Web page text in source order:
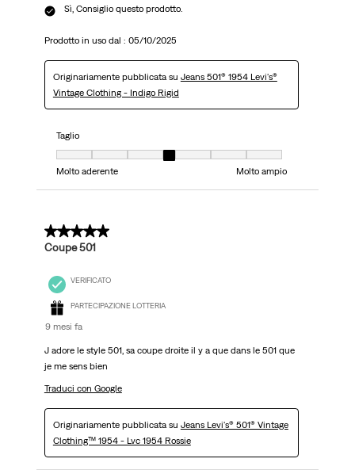
Sì, Consiglio questo prodotto.
Prodotto in uso dal : 05/10/2025
Originariamente pubblicata su Jeans 501® 1954 Levi's®
Vintage Clothing - Indigo Rigid
Taglio
Taglio, 4 su 7, dove 1 è uguale a Molto aderente e 7 è uguale a Molto
Molto aderente
Molto ampio
5 su 5 stelle.
Coupe 501
VERIFICATO
PARTECIPAZIONE LOTTERIA
9 mesi fa
J adore le style 501, sa coupe droite il y a que dans le 501 que
je me sens bien
Traduci con Google
Originariamente pubblicata su Jeans Levi's® 501® Vintage
Clothing™ 1954 - Lvc 1954 Rossie